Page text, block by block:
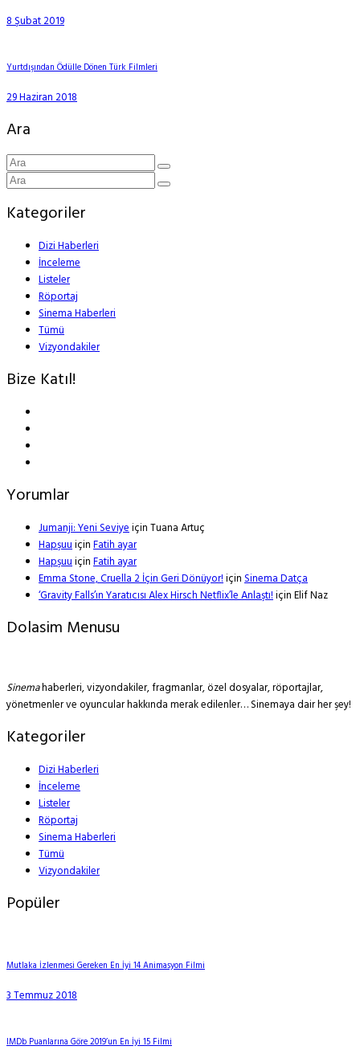
8 Şubat 2019
Yurtdışından Ödülle Dönen Türk Filmleri
29 Haziran 2018
Ara
Kategoriler
Dizi Haberleri
İnceleme
Listeler
Röportaj
Sinema Haberleri
Tümü
Vizyondakiler
Bize Katıl!
Yorumlar
Jumanji: Yeni SeviyeiçinTuana Artuç
HapşuuiçinFatih ayar
HapşuuiçinFatih ayar
Emma Stone, Cruella 2 İçin Geri Dönüyor!içinSinema Datça
‘Gravity Falls’ın Yaratıcısı Alex Hirsch Netflix’le Anlaştı!içinElif Naz
Dolasim Menusu
Sinemahaberleri, vizyondakiler, fragmanlar, özel dosyalar, röportajlar,
yönetmenler ve oyuncular hakkında merak edilenler… Sinemaya dair her şey!
Kategoriler
Dizi Haberleri
İnceleme
Listeler
Röportaj
Sinema Haberleri
Tümü
Vizyondakiler
Popüler
Mutlaka İzlenmesi Gereken En İyi 14 Animasyon Filmi
3 Temmuz 2018
IMDb Puanlarına Göre 2019’un En İyi 15 Filmi